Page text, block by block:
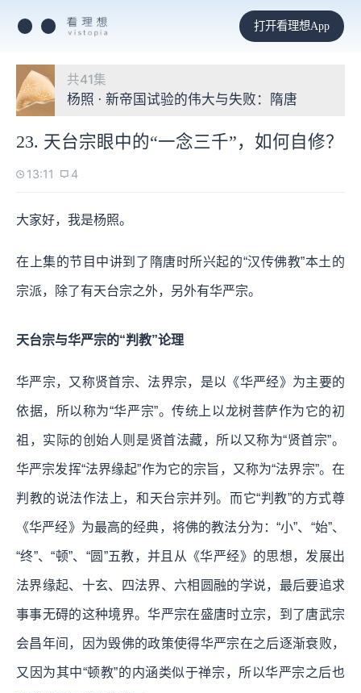
打开看理想App
共41集
杨照 · 新帝国试验的伟大与失败：隋唐
23. 天台宗眼中的“一念三千”，如何自修？
13:11 4
大家好，我是杨照。
在上集的节目中讲到了隋唐时所兴起的“汉传佛教”本土的
宗派，除了有天台宗之外，另外有华严宗。
天台宗与华严宗的“判教”论理
华严宗，又称贤首宗、法界宗，是以《华严经》为主要的
依据，所以称为“华严宗”。传统上以龙树菩萨作为它的初
祖，实际的创始人则是贤首法藏，所以又称为“贤首宗”。
华严宗发挥“法界缘起”作为它的宗旨，又称为“法界宗”。在
判教的说法作法上，和天台宗并列。而它“判教”的方式尊
《华严经》为最高的经典，将佛的教法分为：“小”、“始”、
“终”、“顿”、“圆”五教，并且从《华严经》的思想，发展出
法界缘起、十玄、四法界、六相圆融的学说，最后要追求
事事无碍的这种境界。华严宗在盛唐时立宗，到了唐武宗
会昌年间，因为毁佛的政策使得华严宗在之后逐渐衰败，
又因为其中“顿教”的内涵类似于禅宗，所以华严宗之后也